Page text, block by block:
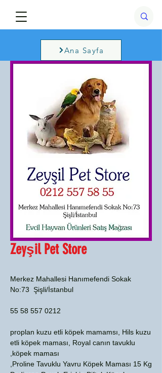
Ana Sayfa
Zeyşil Pet Store
Merkez Mahallesi Hanımefendi Sokak
No:73 Şişli/İstanbul
0212 557 58 55
proplan kuzu etli köpek mamamsı, Hils kuzu
etli köpek maması, Royal canın tavuklu
köpek maması,
Proline Tavuklu Yavru Köpek Maması 15 Kg,